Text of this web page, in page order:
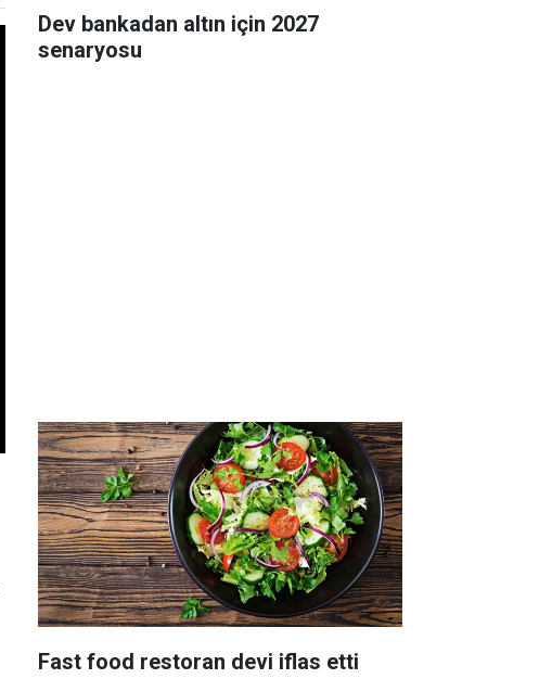
Dev bankadan altın için 2027
senaryosu
Fast food restoran devi iflas etti